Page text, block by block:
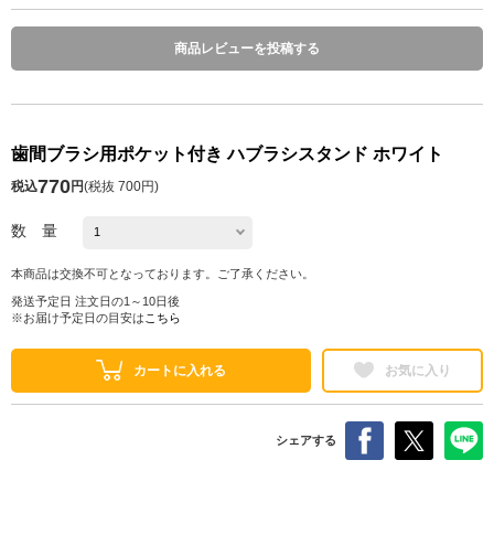
商品レビューを投稿する
歯間ブラシ用ポケット付き ハブラシスタンド ホワイト
税込770円(税抜 700円)
数 量
本商品は交換不可となっております。ご了承ください。
発送予定日 注文日の1～10日後
※お届け予定日の目安は こちら
カートに入れる お気に入り
シェアする